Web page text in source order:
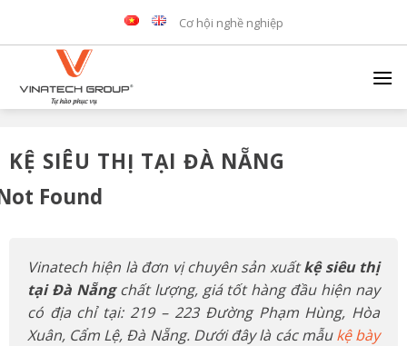
Cơ hội nghề nghiệp
KỆ SIÊU THỊ TẠI ĐÀ NẴNG
Found
Vinatech hiện là đơn vị chuyên sản xuấtkệ siêu thị
tại Đà Nẵngchất lượng, giá tốt hàng đầu hiện nay
có địa chỉ tại: 219 – 223 Đường Phạm Hùng, Hòa
Xuân, Cẩm Lệ, Đà Nẵng. Dưới đây là các mẫukệ bày